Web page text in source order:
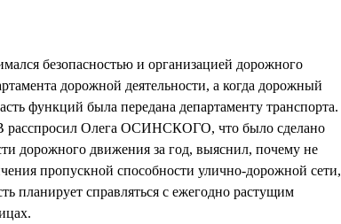
безопасностью и организацией дорожного
дорожной деятельности, а когда дорожный
функций была передана департаменту транспорта.
Олега ОСИНСКОГО, что было сделано
дорожного движения за год, выяснил, почему не
пропускной способности улично-дорожной сети,
планирует справляться с ежегодно растущим